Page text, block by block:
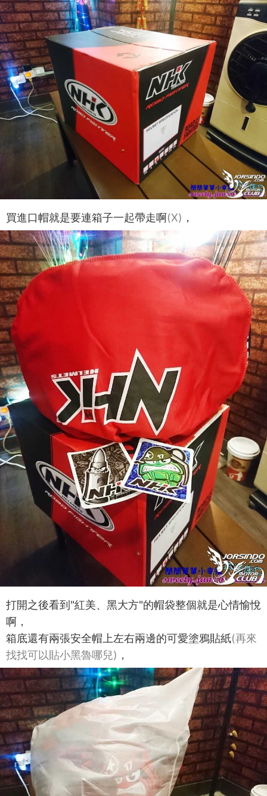
買進口帽就是要連箱子一起帶走啊(X) ，
打開之後看到"紅美、黑大方"的帽袋整個就是心情愉悅
啊，
箱底還有兩張安全帽上左右兩邊的可愛塗鴉貼紙(再來
找找可以貼小黑魯哪兒) ，